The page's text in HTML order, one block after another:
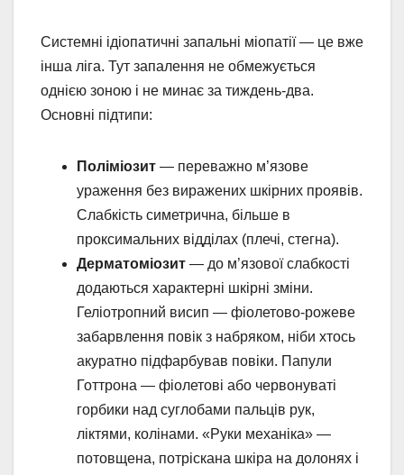
Системні ідіопатичні запальні міопатії — це вже
інша ліга. Тут запалення не обмежується
однією зоною і не минає за тиждень-два.
Основні підтипи:
Поліміозит — переважно м’язове
ураження без виражених шкірних проявів.
Слабкість симетрична, більше в
проксимальних відділах (плечі, стегна).
Дерматоміозит — до м’язової слабкості
додаються характерні шкірні зміни.
Геліотропний висип — фіолетово-рожеве
забарвлення повік з набряком, ніби хтось
акуратно підфарбував повіки. Папули
Готтрона — фіолетові або червонуваті
горбики над суглобами пальців рук,
ліктями, колінами. «Руки механіка» —
потовщена, потріскана шкіра на долонях і